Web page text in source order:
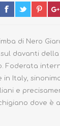
di Nero
davanti della
Foderata
Italy,
e
dove è